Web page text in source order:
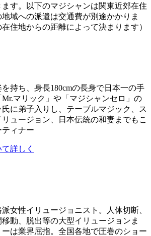
す。以下のマジシャンは関東近郊在住
域への派遣は交通費が別途かかりま
住地からの距離によって決まります）
持ち、身長180cmの長身で日本一の手
マリック」や「マジシャンセロ」の
に弟子入りし、テーブルマジック、ス
ュージョン、日本伝統の和妻までもこ
ィナー
詳しく
女性イリュージョニスト。人体切断、
動、脱出等の大型イリュージョンま
は業界屈指。全国各地で圧巻のショー